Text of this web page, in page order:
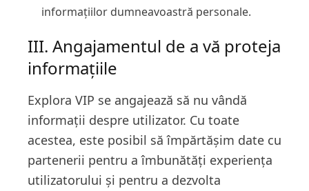
informațiilor dumneavoastră personale.
III. Angajamentul de a vă proteja
informațiile
Explora VIP se angajează să nu vândă
informații despre utilizator. Cu toate
acestea, este posibil să împărtășim date cu
partenerii pentru a îmbunătăți experiența
utilizatorului și pentru a dezvolta